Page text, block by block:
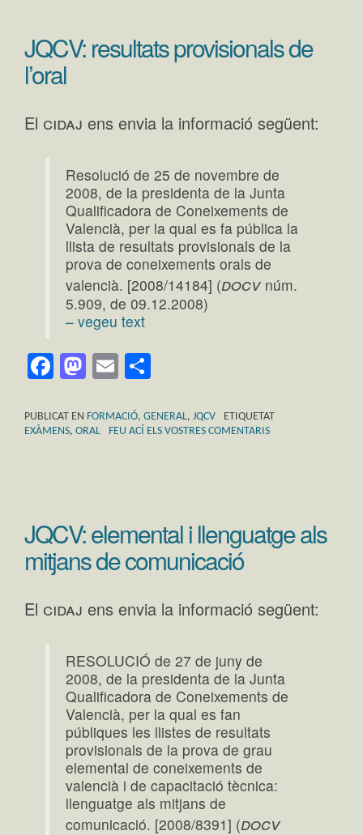
JQCV: resultats provisionals de
l’oral
El cidaj ens envia la informació següent:
Resolució de 25 de novembre de
2008, de la presidenta de la Junta
Qualificadora de Coneixements de
Valencià, per la qual es fa pública la
llista de resultats provisionals de la
prova de coneixements orals de
valencià. [2008/14184] (docv núm.
5.909, de 09.12.2008)
– vegeu text
Facebook
Mastodon
Email
PUBLICAT EN FORMACIÓ, GENERAL, JQCV
ETIQUETAT
EXÀMENS, ORAL FEU ACÍ ELS VOSTRES COMENTARIS
JQCV: elemental i llenguatge als
mitjans de comunicació
El cidaj ens envia la informació següent:
RESOLUCIÓ de 27 de juny de
2008, de la presidenta de la Junta
Qualificadora de Coneixements de
Valencià, per la qual es fan
públiques les llistes de resultats
provisionals de la prova de grau
elemental de coneixements de
valencià i de capacitació tècnica:
llenguatge als mitjans de
comunicació. [2008/8391] (docv